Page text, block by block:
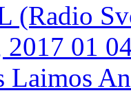
(Radio
01
Laimos